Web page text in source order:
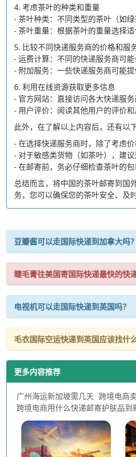
4. 考虑茶叶的种类和重量
- 茶叶种类：不同类型的茶叶（如
- 茶叶重量：根据茶叶的重量选择
5. 比较不同快递服务商的价格和服
- 运费计算：不同的快递服务商可
- 附加服务：一些快递服务商可能
6. 利用在线资源获取更多信息
- 官方网站：直接访问各大快递服
- 用户评价：阅读其他用户的评价
此外，在了解以上内容后，还有以
- 在选择快递服务商时，除了考虑
- 对于敏感类货物（如茶叶），建
- 在邮寄前，务必仔细检查茶叶的
总结而言，将中国的茶叶邮寄到国
务，您可以确保您的茶叶安全、及
豆瓣酱可以走国际快递到加拿大吗？
睫毛膏往美国寄国际快递最快的快
电视机可以走国际快递到英国吗？
毛衣国际空运快递到英国应该找什
更多内容推荐
广州海运新加坡需几天 跨境电商
跨境电商用什么快递邮寄护肤品到